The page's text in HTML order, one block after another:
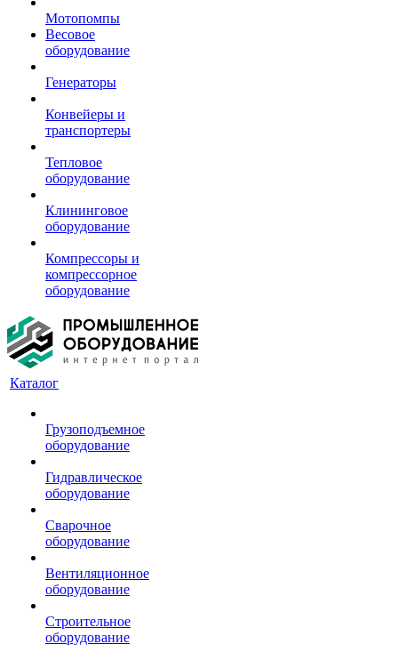
Мотопомпы
Весовое
оборудование
Генераторы
Конвейеры и
транспортеры
Тепловое
оборудование
Клининговое
оборудование
Компрессоры и
компрессорное
оборудование
Каталог
Грузоподъемное
оборудование
Гидравлическое
оборудование
Сварочное
оборудование
Вентиляционное
оборудование
Строительное
оборудование